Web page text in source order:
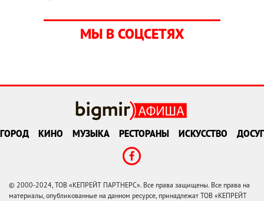
МЫ В СОЦСЕТЯХ
ГОРОД КИНО МУЗЫКА РЕСТОРАНЫ ИСКУССТВО ДОСУГ
© 2000-2024, ТОВ «КЕПРЕЙТ ПАРТНЕРС». Все права защищены. Все права на
материалы, опубликованные на данном ресурсе, принадлежат ТОВ «КЕПРЕЙТ